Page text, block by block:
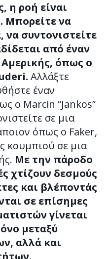
η ροή είναι
Μπορείτε να
να συντονιστείτε
από έναν
όπως ο
Αλλάξτε
έναν
ο Marcin “Jankos”
σε μια
όπως ο Faker,
κουμπιού σε μια
Με την πάροδο
χτίζουν δεσμούς
και βλέποντάς
σε επίσημες
γίνεται
μεταξύ
αλλά και